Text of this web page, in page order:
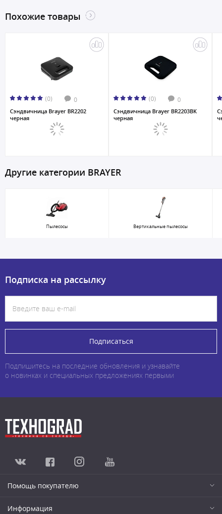
Похожие товары
(0) 0
Сэндвичница Brayer BR2202
черная
(0) 0
Сэндвичница Brayer BR2203BK
черная
Другие категории BRAYER
Пылесосы Вертикальные пылесосы
Подписка на рассылку
Подписаться
Подпишитесь на последние обновления и узнавайте
о новинках и специальных предложениях первыми
Помощь покупателю
Информация